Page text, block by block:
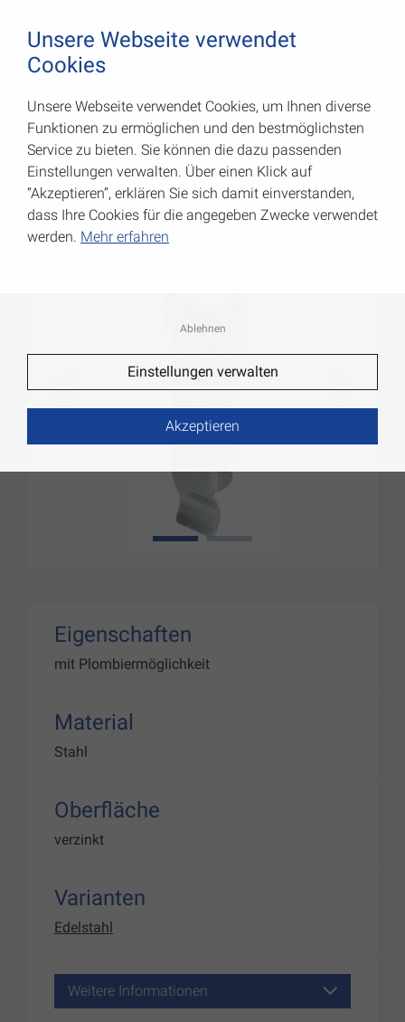
Spannverschlüsse
Art.-Nr.: 001202105Z
1
Eigenschaften
mit Plombiermöglichkeit
Material
Stahl
Oberfläche
verzinkt
Varianten
Edelstahl
Weitere Informationen
Unsere Webseite verwendet
Cookies
Unsere Webseite verwendet Cookies, um Ihnen diverse
Funktionen zu ermöglichen und den bestmöglichsten
Service zu bieten. Sie können die dazu passenden
Einstellungen verwalten. Über einen Klick auf
“Akzeptieren”, erklären Sie sich damit einverstanden,
dass Ihre Cookies für die angegeben Zwecke verwendet
werden. Mehr erfahren
Ablehnen
Einstellungen verwalten
Akzeptieren